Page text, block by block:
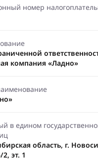
номер
компания «Ладно»
в едином
область, г.
эт. 1